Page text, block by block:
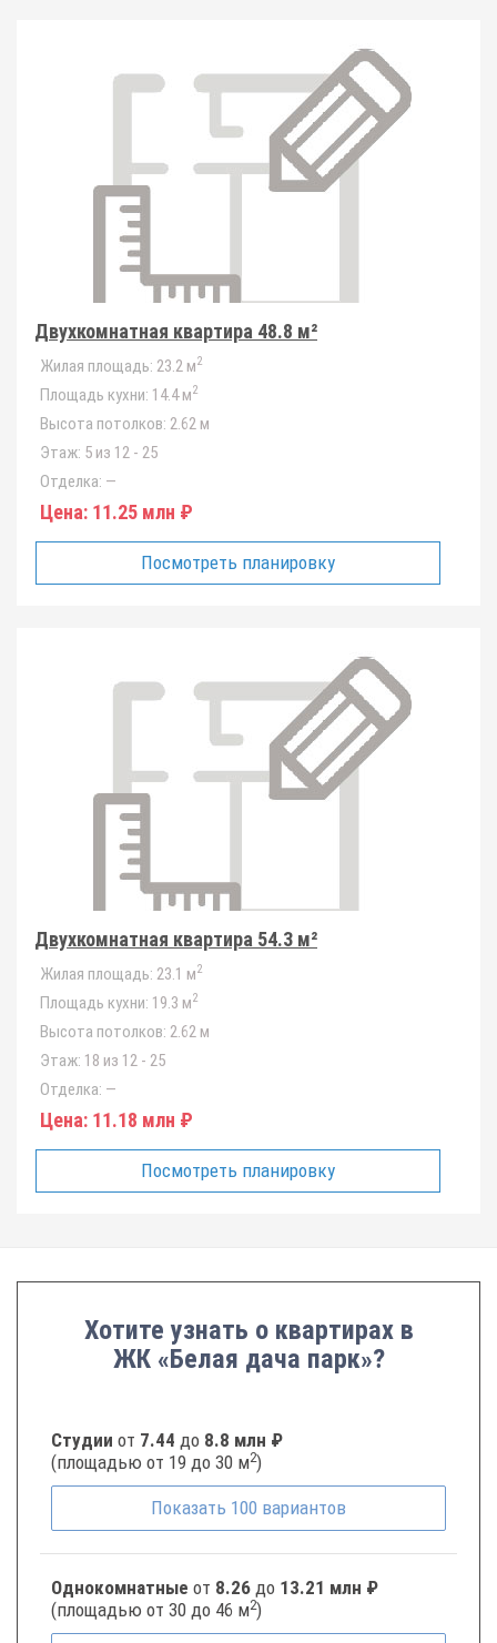
Двухкомнатная квартира 48.8 м²
Жилая площадь: 23.2 м2
Площадь кухни: 14.4 м2
Высота потолков: 2.62 м
Этаж: 5 из 12 - 25
Отделка: —
Цена: 11.25 млн ₽
Посмотреть планировку
Двухкомнатная квартира 54.3 м²
Жилая площадь: 23.1 м2
Площадь кухни: 19.3 м2
Высота потолков: 2.62 м
Этаж: 18 из 12 - 25
Отделка: —
Цена: 11.18 млн ₽
Посмотреть планировку
Хотите узнать о квартирах в
ЖК «Белая дача парк»?
Студии от 7.44 до 8.8 млн ₽
(площадью от 19 до 30 м2)
Показать 100 вариантов
Однокомнатные от 8.26 до 13.21 млн ₽
(площадью от 30 до 46 м2)